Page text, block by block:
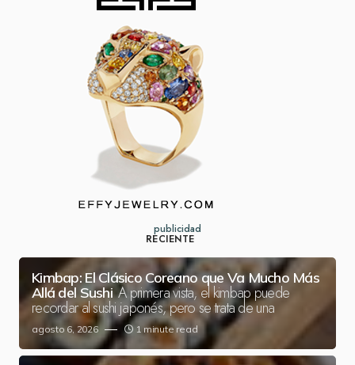
publicidad
RECIENTE
Kimbap: El Clásico Coreano que Va Mucho Más
Allá del Sushi A primera vista, el kimbap puede
recordar al sushi japonés, pero se trata de una
agosto 6, 2026 1 minute read